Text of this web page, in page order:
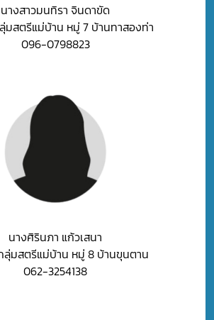
นางสาวมนทิรา จินดาขัด
มสตรีแม่บ้าน หมู่ 7 บ้านทาสองท่า
096-0798823
นางศิรินภา แก้วเสนา
ลุ่มสตรีแม่บ้าน หมู่ 8 บ้านขุนตาน
062-3254138